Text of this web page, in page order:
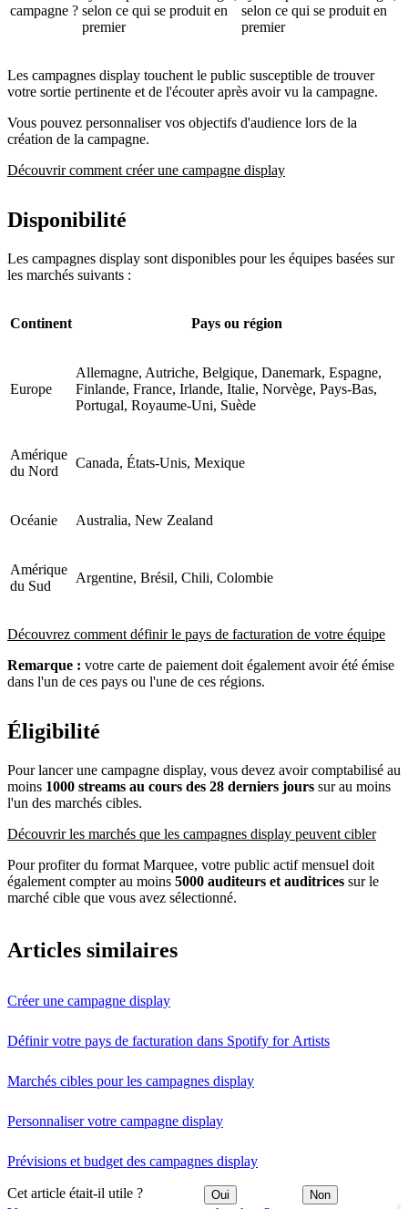
campagne ? selon ce qui se produit en
premier
selon ce qui se produit en
premier
Les campagnes display touchent le public susceptible de trouver
votre sortie pertinente et de l'écouter après avoir vu la campagne.
Vous pouvez personnaliser vos objectifs d'audience lors de la
création de la campagne.
Découvrir comment créer une campagne display
Disponibilité
Les campagnes display sont disponibles pour les équipes basées sur
les marchés suivants :
Continent Pays ou région
Europe
Allemagne, Autriche, Belgique, Danemark, Espagne,
Finlande, France, Irlande, Italie, Norvège, Pays-Bas,
Portugal, Royaume-Uni, Suède
Amérique
du Nord
Canada, États-Unis, Mexique
Océanie Australia, New Zealand
Amérique
du Sud
Argentine, Brésil, Chili, Colombie
Découvrez comment définir le pays de facturation de votre équipe
Remarque : votre carte de paiement doit également avoir été émise
dans l'un de ces pays ou l'une de ces régions.
Éligibilité
Pour lancer une campagne display, vous devez avoir comptabilisé au
moins 1000 streams au cours des 28 derniers jours sur au moins
l'un des marchés cibles.
Découvrir les marchés que les campagnes display peuvent cibler
Pour profiter du format Marquee, votre public actif mensuel doit
également compter au moins 5000 auditeurs et auditrices sur le
marché cible que vous avez sélectionné.
Articles similaires
Créer une campagne display
Définir votre pays de facturation dans Spotify for Artists
Marchés cibles pour les campagnes display
Personnaliser votre campagne display
Prévisions et budget des campagnes display
Cet article était-il utile ? Oui Non